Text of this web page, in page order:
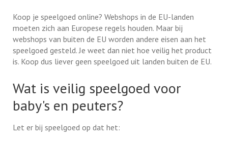
Koop je speelgoed online? Webshops in de EU-landen
moeten zich aan Europese regels houden. Maar bij
webshops van buiten de EU worden andere eisen aan het
speelgoed gesteld. Je weet dan niet hoe veilig het product
is. Koop dus liever geen speelgoed uit landen buiten de EU.
Wat is veilig speelgoed voor
baby's en peuters?
Let er bij speelgoed op dat het: